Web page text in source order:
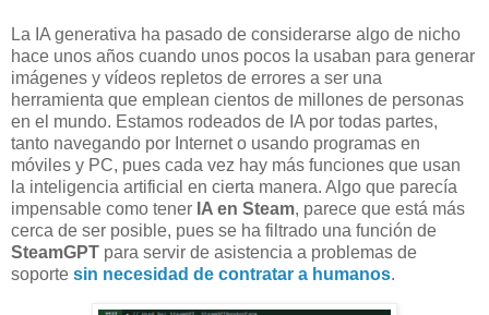
La IA generativa ha pasado de considerarse algo de nicho
hace unos años cuando unos pocos la usaban para generar
imágenes y vídeos repletos de errores a ser una
herramienta que emplean cientos de millones de personas
en el mundo. Estamos rodeados de IA por todas partes,
tanto navegando por Internet o usando programas en
móviles y PC, pues cada vez hay más funciones que usan
la inteligencia artificial en cierta manera. Algo que parecía
impensable como tener IA en Steam, parece que está más
cerca de ser posible, pues se ha filtrado una función de
SteamGPT para servir de asistencia a problemas de
soporte sin necesidad de contratar a humanos.